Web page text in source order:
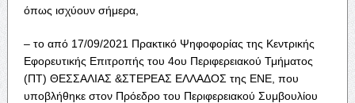
όπως ισχύουν σήμερα,
– το από 17/09/2021 Πρακτικό Ψηφοφορίας της Κεντρικής
Εφορευτικής Επιτροπής του 4ου Περιφερειακού Τμήματος
(ΠΤ) ΘΕΣΣΑΛΙΑΣ &ΣΤΕΡΕΑΣ ΕΛΛΑΔΟΣ της ΕΝΕ, που
υποβλήθηκε στον Πρόεδρο του Περιφερειακού Συμβουλίου